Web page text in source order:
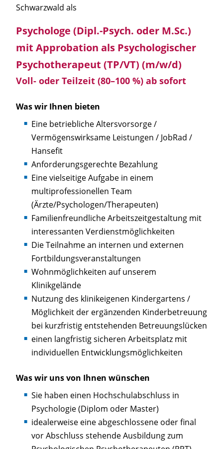
Schwarzwald als
Psychologe (Dipl.-Psych. oder M.Sc.)
mit Approbation als Psychologischer
Psychotherapeut (TP/VT) (m/w/d)
Voll- oder Teilzeit (80–100 %) ab sofort
Was wir Ihnen bieten
Eine betriebliche Altersvorsorge /
Vermögenswirksame Leistungen / JobRad /
Hansefit
Anforderungsgerechte Bezahlung
Eine vielseitige Aufgabe in einem
multiprofessionellen Team
(Ärzte/Psychologen/Therapeuten)
Familienfreundliche Arbeitszeitgestaltung mit
interessanten Verdienstmöglichkeiten
Die Teilnahme an internen und externen
Fortbildungsveranstaltungen
Wohnmöglichkeiten auf unserem
Klinikgelände
Nutzung des klinikeigenen Kindergartens /
Möglichkeit der ergänzenden Kinderbetreuung
bei kurzfristig entstehenden Betreuungslücken
einen langfristig sicheren Arbeitsplatz mit
individuellen Entwicklungsmöglichkeiten
Was wir uns von Ihnen wünschen
Sie haben einen Hochschulabschluss in
Psychologie (Diplom oder Master)
idealerweise eine abgeschlossene oder final
vor Abschluss stehende Ausbildung zum